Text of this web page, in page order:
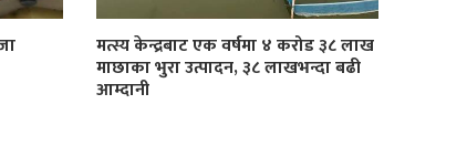
मत्स्य केन्द्रबाट एक वर्षमा ४ करोड ३८ लाख
माछाका भुरा उत्पादन, ३८ लाखभन्दा बढी
आम्दानी